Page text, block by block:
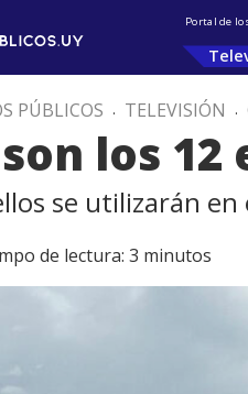
Portal de
PÚBLICOS . TELEVISIÓN .
los
se utilizarán
de lectura: 3 minutos